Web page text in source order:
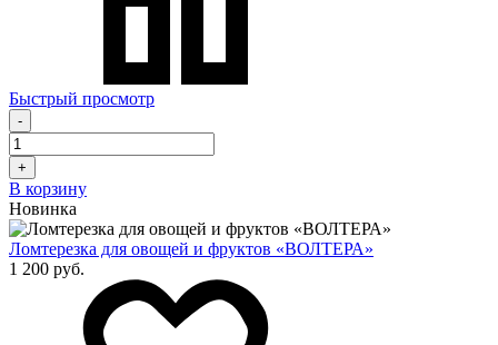
Быстрый просмотр
-
+
В корзину
Новинка
Ломтерезка для овощей и фруктов «ВОЛТЕРА»
1 200 руб.